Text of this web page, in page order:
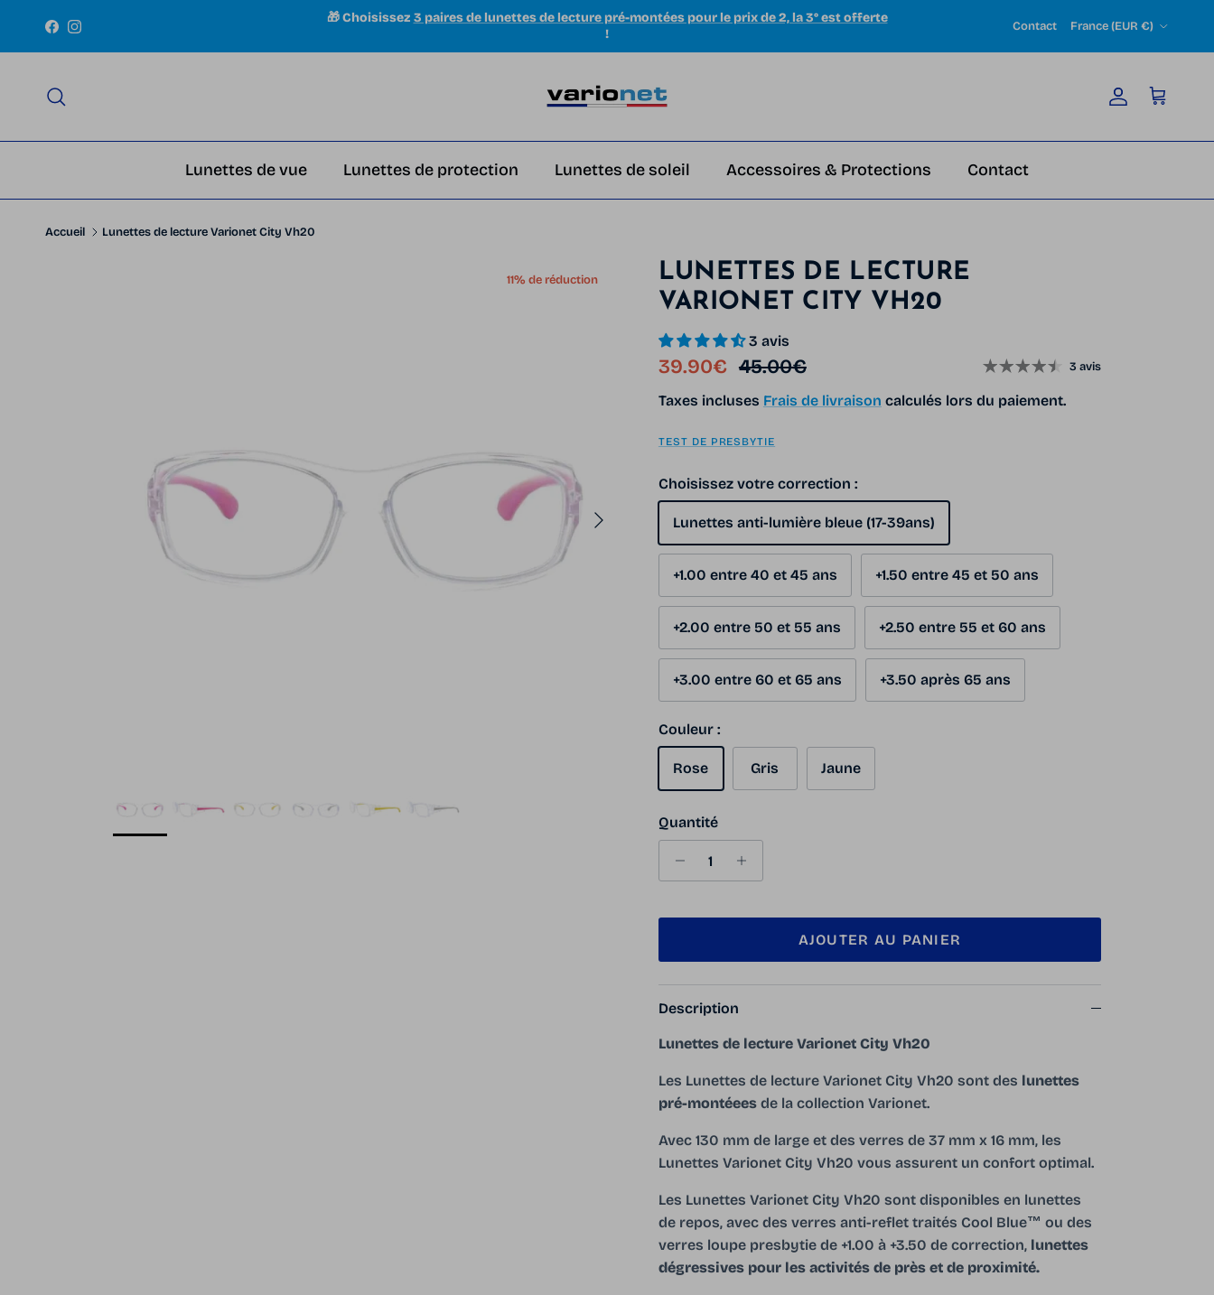
FacebookInstagram
🎁 Choisissez 3 paires de lunettes de lecture pré-montées pour le prix de 2, la 3° est offerte
!
Contact France (EUR €)
Compte
Panier
Lunettes de vue Lunettes de protection Lunettes de soleil Accessoires & Protections Contact
Accueil Lunettes de lecture Varionet City Vh20
Suivant
11% de réduction
LUNETTES DE LECTURE
VARIONET CITY VH20
3 avis
Prix soldé
39.90€ Prix habituel
45.00€
Taxes incluses Frais de livraison calculés lors du paiement.
3 avis
TEST DE PRESBYTIE
Choisissez votre correction :
Lunettes anti-lumière bleue (17-39ans)
+1.00 entre 40 et 45 ans +1.50 entre 45 et 50 ans
+2.00 entre 50 et 55 ans +2.50 entre 55 et 60 ans
+3.00 entre 60 et 65 ans +3.50 après 65 ans
Couleur :
Rose Gris Jaune
Quantité
AJOUTER AU PANIER
Description
Lunettes de lecture Varionet City Vh20
Les Lunettes de lecture Varionet City Vh20 sont des lunettes
pré-montéeesde la collection Varionet.
Avec 130 mm de large et des verres de 37 mm x 16 mm, les
Lunettes Varionet City Vh20 vous assurent un confort optimal.
Les Lunettes Varionet City Vh20 sont disponibles en lunettes
de repos, avec des verres anti-reflet traités Cool Blue™ ou des
verres loupe presbytie de +1.00 à +3.50 de correction, lunettes
dégressives pour les activités de près et de proximité.